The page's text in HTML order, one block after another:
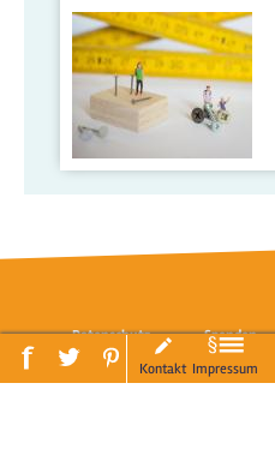
Datenschutz Spenden
Kontakt Impressum